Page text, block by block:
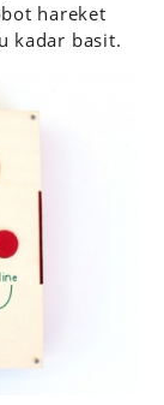
hareket
kadar basit.